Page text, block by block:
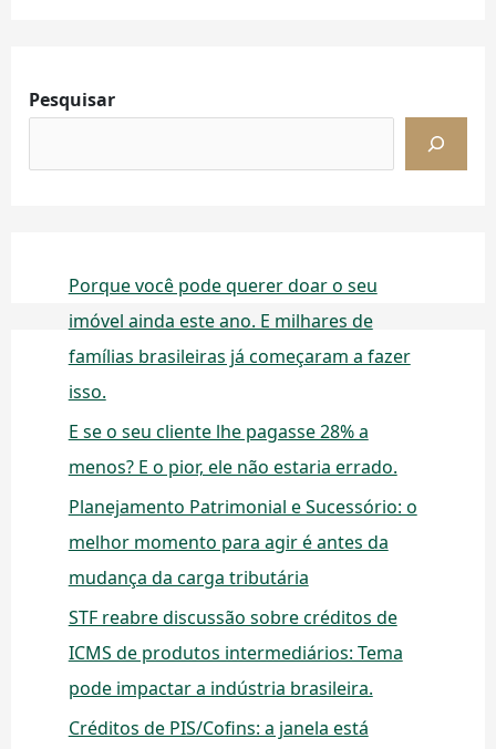
Pesquisar
Porque você pode querer doar o seu
imóvel ainda este ano. E milhares de
famílias brasileiras já começaram a fazer
isso.
E se o seu cliente lhe pagasse 28% a
menos? E o pior, ele não estaria errado.
Planejamento Patrimonial e Sucessório: o
melhor momento para agir é antes da
mudança da carga tributária
STF reabre discussão sobre créditos de
ICMS de produtos intermediários: Tema
pode impactar a indústria brasileira.
Créditos de PIS/Cofins: a janela está